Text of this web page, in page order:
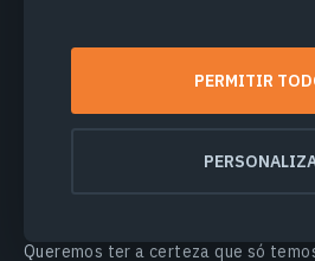
PERMITIR
na UE, reservamo-nos o direito de
administrativa pelo fornecimento
permitido pela lei de dados que rege
Queremos ter a certeza que só